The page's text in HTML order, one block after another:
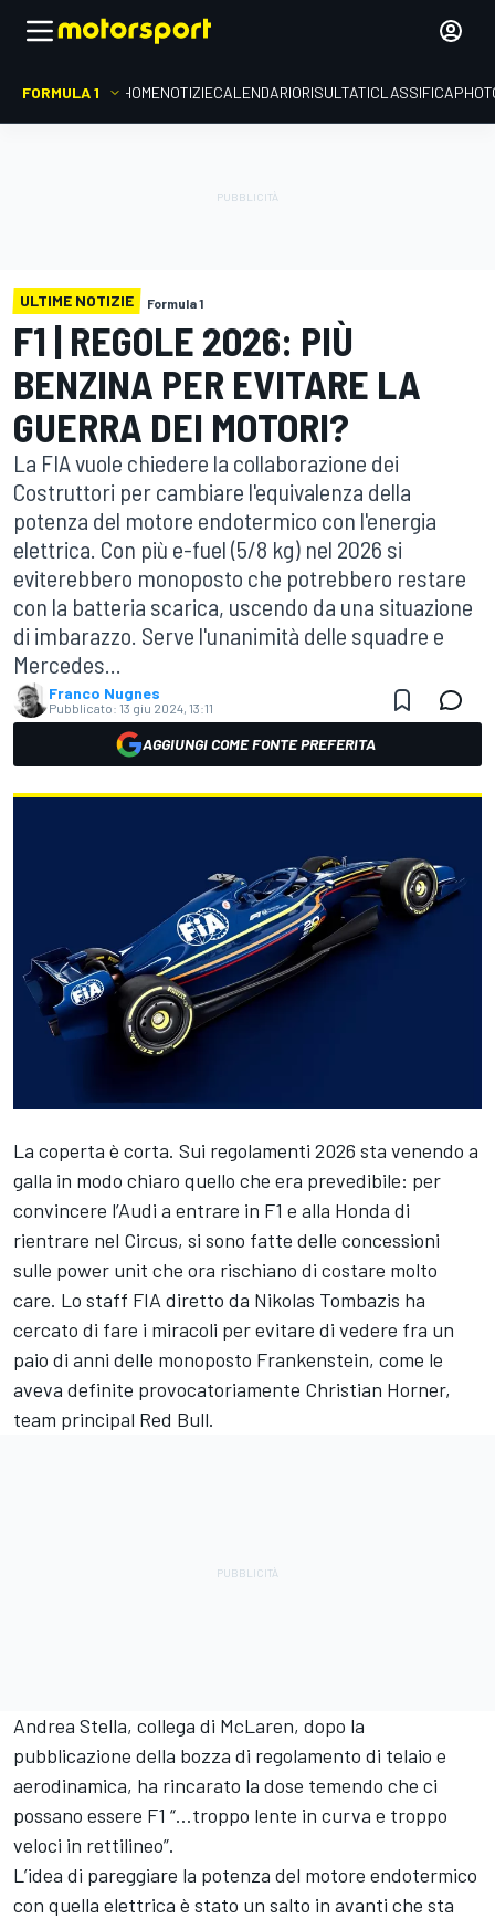
FORMULA 1 HOMENOTIZIECALENDARIORISULTATICLASSIFICA
ULTIME NOTIZIE Formula 1
F1 | REGOLE 2026: PIÙ
BENZINA PER EVITARE LA
GUERRA DEI MOTORI?
La FIA vuole chiedere la collaborazione dei
Costruttori per cambiare l'equivalenza della
potenza del motore endotermico con l'energia
elettrica. Con più e-fuel (5/8 kg) nel 2026 si
eviterebbero monoposto che potrebbero restare
con la batteria scarica, uscendo da una situazione
di imbarazzo. Serve l'unanimità delle squadre e
Mercedes...
Franco Nugnes
Pubblicato: 13 giu 2024, 13:11
AGGIUNGI COME FONTE PREFERITA
La coperta è corta. Sui regolamenti 2026 sta venendo a
galla in modo chiaro quello che era prevedibile: per
convincere l’Audi a entrare in F1 e alla Honda di
rientrare nel Circus, si sono fatte delle concessioni
sulle power unit che ora rischiano di costare molto
care. Lo staff FIA diretto da Nikolas Tombazis ha
cercato di fare i miracoli per evitare di vedere fra un
paio di anni delle monoposto Frankenstein, come le
aveva definite provocatoriamente Christian Horner,
team principal Red Bull.
Andrea Stella, collega di McLaren, dopo la
pubblicazione della bozza di regolamento di telaio e
aerodinamica, ha rincarato la dose temendo che ci
possano essere F1 “…troppo lente in curva e troppo
veloci in rettilineo”.
L’idea di pareggiare la potenza del motore endotermico
con quella elettrica è stato un salto in avanti che sta